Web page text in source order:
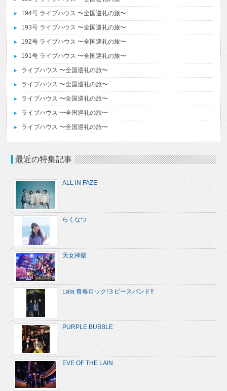
194号 ライブハウス 〜全国巡礼の旅〜
193号 ライブハウス 〜全国巡礼の旅〜
192号 ライブハウス 〜全国巡礼の旅〜
191号 ライブハウス 〜全国巡礼の旅〜
ライブハウス 〜全国巡礼の旅〜
ライブハウス 〜全国巡礼の旅〜
ライブハウス 〜全国巡礼の旅〜
ライブハウス 〜全国巡礼の旅〜
ライブハウス 〜全国巡礼の旅〜
最近の特集記事
ALL iN FAZE
らくなつ
天女神樂
Lala 青春ロック!３ピースバンド!!
PURPLE BUBBLE
EVE OF THE LAIN